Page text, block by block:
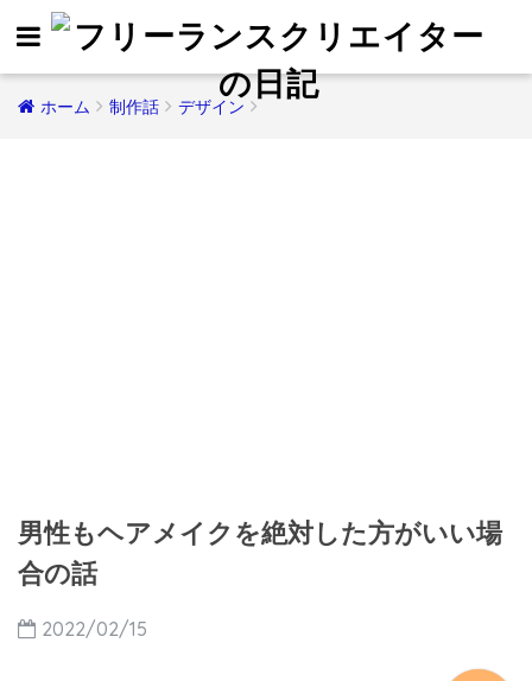
ホーム 制作話 デザイン
男性もヘアメイクを絶対した方がいい場
合の話
2022/02/15